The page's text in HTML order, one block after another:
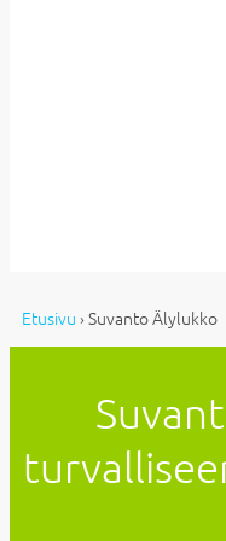
Etusivu ›Suvanto Älylukko